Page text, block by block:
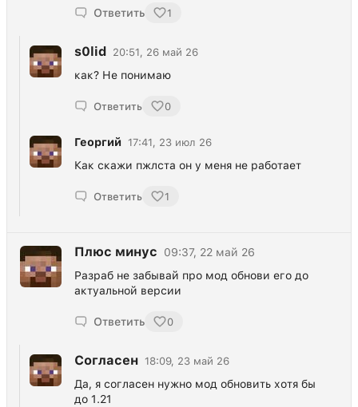
Ответить 1
s0lid 20:51, 26 май 26
как? Не понимаю
Ответить 0
Георгий 17:41, 23 июл 26
Как скажи пжлста он у меня не работает
Ответить 1
Плюс минус
09:37, 22 май 26
Разраб не забывай про мод обнови его до
актуальной версии
Ответить 0
Согласен 18:09, 23 май 26
Да, я согласен нужно мод обновить хотя бы
до 1.21